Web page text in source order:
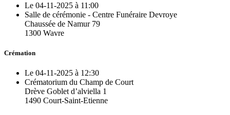
Le 04-11-2025 à 11:00
Salle de cérémonie - Centre Funéraire Devroye
Chaussée de Namur 79
1300 Wavre
Crémation
Le 04-11-2025 à 12:30
Crématorium du Champ de Court
Drève Goblet d’alviella 1
1490 Court-Saint-Etienne